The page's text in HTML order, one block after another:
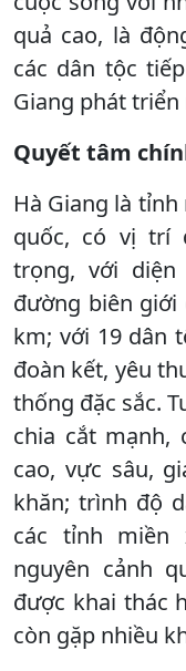
quả cao, là
các dân tộc
Giang phát
Quyết tâm
Hà Giang là
quốc, có vị trí
trọng, với diện
đường biên giới
km; với 19 dân
đoàn kết, yêu
thống đặc sắc.
chia cắt mạnh,
cao, vực sâu,
khăn; trình độ
các tỉnh miền
nguyên cảnh
được khai thác
còn gặp nhiều